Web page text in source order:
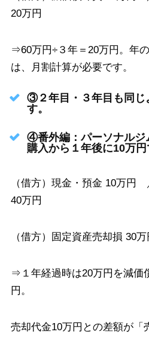
20万円
⇒60万円÷３年＝20万円。年
は、月割計算が必要です。
③２年目・３年目も同じ
す。
④番外編：パーソナルジ
購入から１年後に10万
（借方）現金・預金 10万
40万円
（借方）固定資産売却損 30万
⇒１年経過時は20万円を減価
円。
売却代金10万円との差額が「